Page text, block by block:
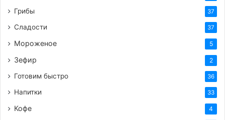
Грибы 37
Сладости 37
Мороженое 5
Зефир 2
Готовим быстро 36
Напитки 33
Кофе 4